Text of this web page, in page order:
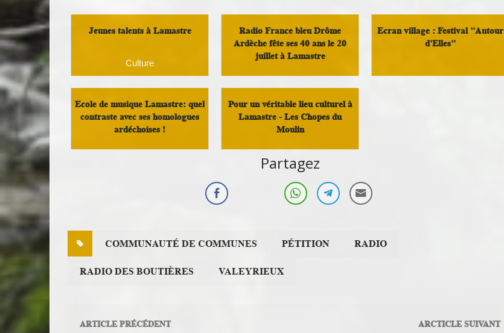
Jeunes talents à Lamastre
Culture
Radio France bleu Drôme
Ardèche fête ses 40 ans le 20
juillet à Lamastre
Infos Rassemblement autour du
Doux
Ecran village : Festival "Autour
d'Elles"
Culture
Ecole de musique Lamastre: quel
contraste avec ses homologues
ardéchoises !
Pour un véritable lieu culturel à
Lamastre - Les Chopes du
Moulin
Culture
Partagez
COMMUNAUTÉ DE COMMUNES PÉTITION RADIO
RADIO DES BOUTIÈRES VALEYRIEUX
ARTICLE PRÉCÉDENT ARCTICLE SUIVANT